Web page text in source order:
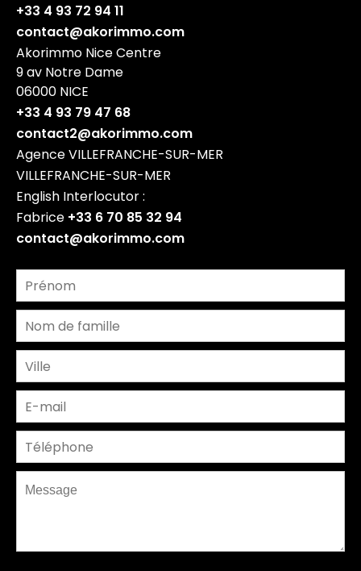
+33 4 93 72 94 11
contact@akorimmo.com
Akorimmo Nice Centre
9 av Notre Dame
06000 NICE
+33 4 93 79 47 68
contact2@akorimmo.com
Agence VILLEFRANCHE-SUR-MER
VILLEFRANCHE-SUR-MER
English Interlocutor :
Fabrice +33 6 70 85 32 94
contact@akorimmo.com